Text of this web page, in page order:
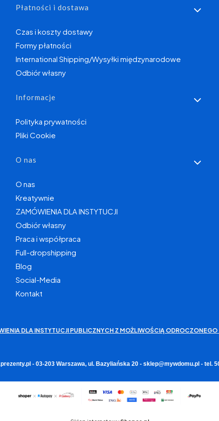
Płatności i dostawa
Czas i koszty dostawy
Formy płatności
International Shipping/Wysyłki międzynarodowe
Odbiór własny
Informacje
Polityka prywatności
Pliki Cookie
O nas
O nas
Kreatywnie
ZAMÓWIENIA DLA INSTYTUCJI
Odbiór własny
Praca i współpraca
Full-dropshipping
Blog
Social-Media
Kontakt
DLA INSTYTUCJI PUBLICZNYCH Z MOŻLIWOŚCIĄ ODROCZONEGO
- 03-203 Warszawa, ul. Bazyliańska 20 - sklep@mywdomu.pl - tel.